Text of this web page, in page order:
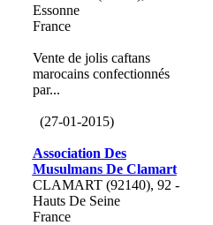
Essonne
France
Vente de jolis caftans
marocains confectionnés
par...
(27-01-2015)
Association Des
Musulmans De Clamart
CLAMART (92140), 92 -
Hauts De Seine
France